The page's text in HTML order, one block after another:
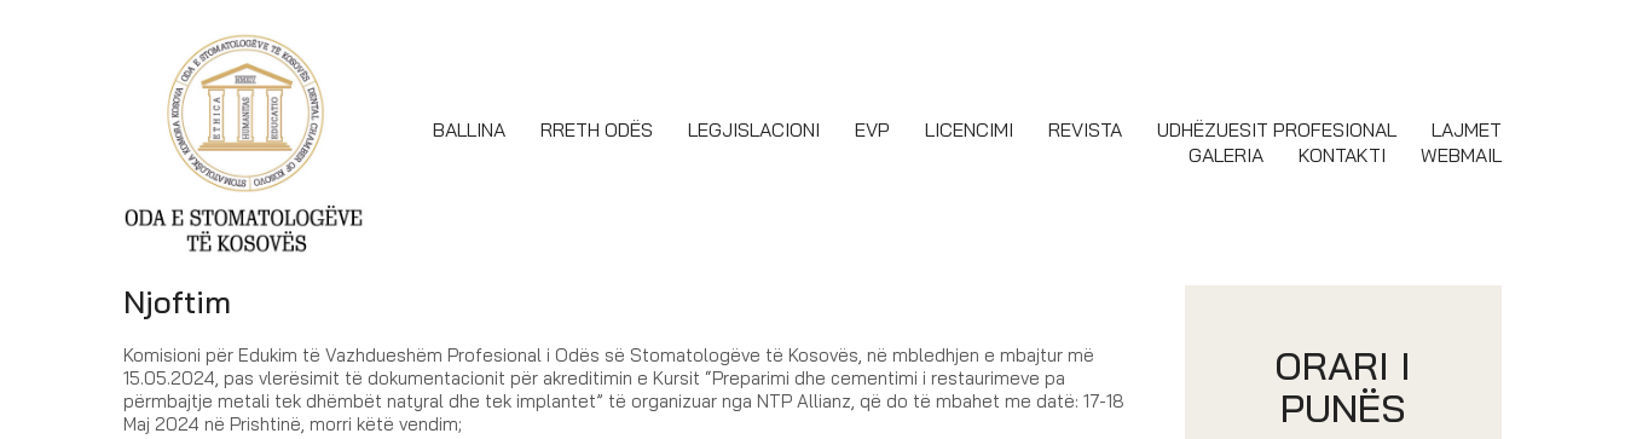
BALLINA RRETH ODËS LEGJISLACIONI EVP LICENCIMI REVISTA UDHËZUESIT PROFESIONAL
LAJMET
GALERIA
KONTAKTI WEBMAIL
Njoftim
Komisioni për Edukim të Vazhdueshëm Profesional i Odës së Stomatologëve të Kosovës, në mbledhjen e mbajtur më
15.05.2024, pas vlerësimit të dokumentacionit për akreditimin e Kursit “Preparimi dhe cementimi i restaurimeve pa
përmbajtje metali tek dhëmbët natyral dhe tek implantet” të organizuar nga NTP Allianz, që do të mbahet me datë: 17-18
Maj 2024 në Prishtinë, morri këtë vendim;
ORARI I
PUNËS